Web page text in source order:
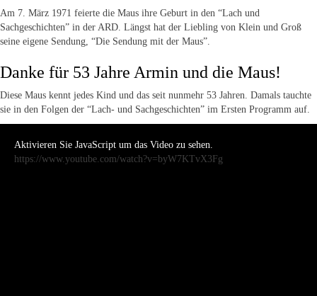
Am 7. März 1971 feierte die Maus ihre Geburt in den “Lach und
Sachgeschichten” in der ARD. Längst hat der Liebling von Klein und Groß
seine eigene Sendung, “Die Sendung mit der Maus”.
Danke für 53 Jahre Armin und die Maus!
Diese Maus kennt jedes Kind und das seit nunmehr 53 Jahren. Damals tauchte
sie in den Folgen der “Lach- und Sachgeschichten” im Ersten Programm auf.
Aktivieren Sie JavaScript um das Video zu sehen.
https://www.youtube.com/watch?v=byW7KTvX3Fg